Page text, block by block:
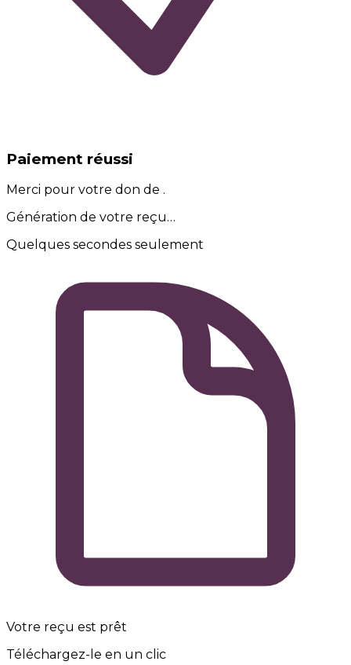
Paiement réussi
Merci pour votre don de .
Génération de votre reçu…
Quelques secondes seulement
Votre reçu est prêt
Téléchargez-le en un clic